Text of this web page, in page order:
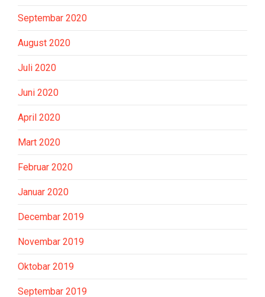
Septembar 2020
August 2020
Juli 2020
Juni 2020
April 2020
Mart 2020
Februar 2020
Januar 2020
Decembar 2019
Novembar 2019
Oktobar 2019
Septembar 2019